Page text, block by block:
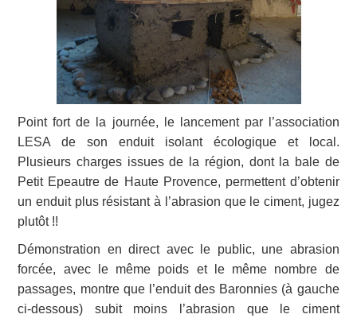
Point fort de la journée, le lancement par l’association
LESA de son enduit isolant écologique et local.
Plusieurs charges issues de la région, dont la bale de
Petit Epeautre de Haute Provence, permettent d’obtenir
un enduit plus résistant à l’abrasion que le ciment, jugez
plutôt !!
Démonstration en direct avec le public, une abrasion
forcée, avec le même poids et le même nombre de
passages, montre que l’enduit des Baronnies (à gauche
ci-dessous) subit moins l’abrasion que le ciment